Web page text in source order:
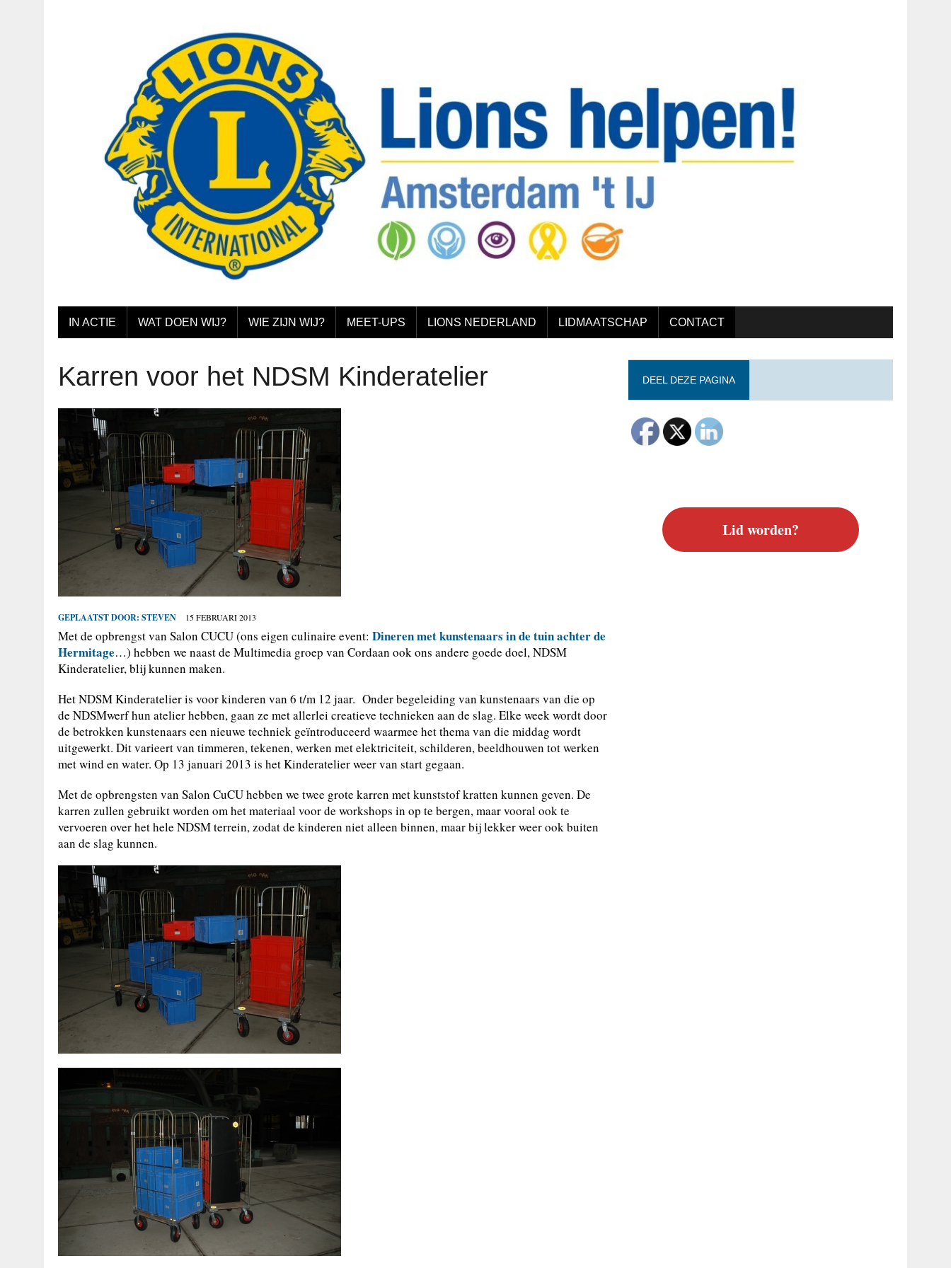
IN ACTIE WAT DOEN WIJ? WIE ZIJN WIJ? MEET-UPS LIONS NEDERLAND LIDMAATSCHAP CONTACT
Karren voor het NDSM Kinderatelier
GEPLAATST DOOR: STEVEN 15 FEBRUARI 2013
Met de opbrengst van Salon CUCU (ons eigen culinaire event: Dineren met kunstenaars in de tuin achter de
Hermitage…) hebben we naast de Multimedia groep van Cordaan ook ons andere goede doel, NDSM
Kinderatelier, blij kunnen maken.
Het NDSM Kinderatelier is voor kinderen van 6 t/m 12 jaar. Onder begeleiding van kunstenaars van die op
de NDSMwerf hun atelier hebben, gaan ze met allerlei creatieve technieken aan de slag. Elke week wordt door
de betrokken kunstenaars een nieuwe techniek geïntroduceerd waarmee het thema van die middag wordt
uitgewerkt. Dit varieert van timmeren, tekenen, werken met elektriciteit, schilderen, beeldhouwen tot werken
met wind en water. Op 13 januari 2013 is het Kinderatelier weer van start gegaan.
Met de opbrengsten van Salon CuCU hebben we twee grote karren met kunststof kratten kunnen geven. De
karren zullen gebruikt worden om het materiaal voor de workshops in op te bergen, maar vooral ook te
vervoeren over het hele NDSM terrein, zodat de kinderen niet alleen binnen, maar bij lekker weer ook buiten
aan de slag kunnen.
DEEL DEZE PAGINA
Lid worden?